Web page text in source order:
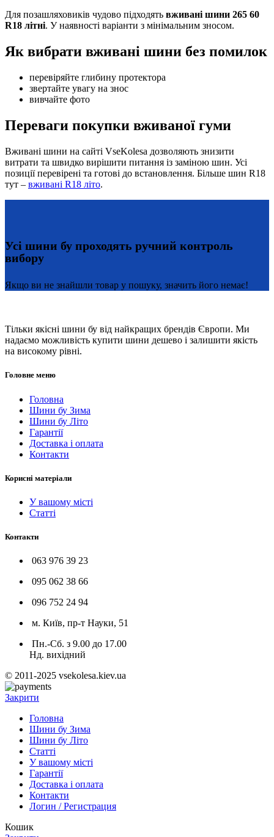
Для позашляховиків чудово підходять вживані шини 265 60
R18 літні. У наявності варіанти з мінімальним зносом.
Як вибрати вживані шини без помилок
перевіряйте глибину протектора
звертайте увагу на знос
вивчайте фото
Переваги покупки вживаної гуми
Вживані шини на сайті VseKolesa дозволяють знизити
витрати та швидко вирішити питання із заміною шин. Усі
позиції перевірені та готові до встановлення. Більше шин R18
тут – вживані R18 літо.
Усі шини бу проходять ручний контроль
вибору
Якщо ви не знайшли товар у пошуку, значить його немає!
Тільки якісні шини бу від найкращих брендів Європи. Ми
надаємо можливість купити шини дешево і залишити якість
на високому рівні.
Головне меню
Головна
Шини бу Зима
Шини бу Літо
Гарантії
Доставка і оплата
Контакти
Корисні матеріали
У вашому місті
Статті
Контакти
063 976 39 23
095 062 38 66
096 752 24 94
м. Київ, пр-т Науки, 51
Пн.-Сб. з 9.00 до 17.00
Нд. вихідний
© 2011-2025 vsekolesa.kiev.ua
Закрити
Головна
Шини бу Зима
Шини бу Літо
Статті
У вашому місті
Гарантії
Доставка і оплата
Контакти
Логин / Регистрация
Кошик